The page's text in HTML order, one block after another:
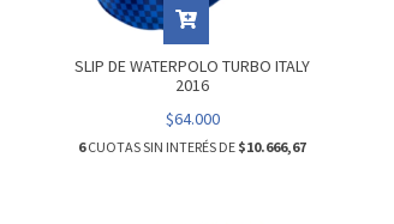
SLIP DE WATERPOLO TURBO ITALY
2016
$64.000
6CUOTAS SIN INTERÉS DE $10.666,67